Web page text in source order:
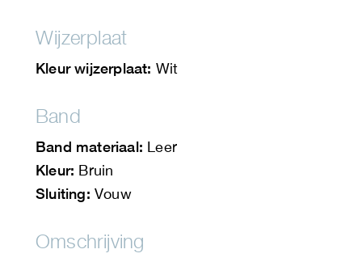
Wijzerplaat
Kleur wijzerplaat: Wit
Band
Band materiaal: Leer
Kleur: Bruin
Sluiting: Vouw
Omschrijving